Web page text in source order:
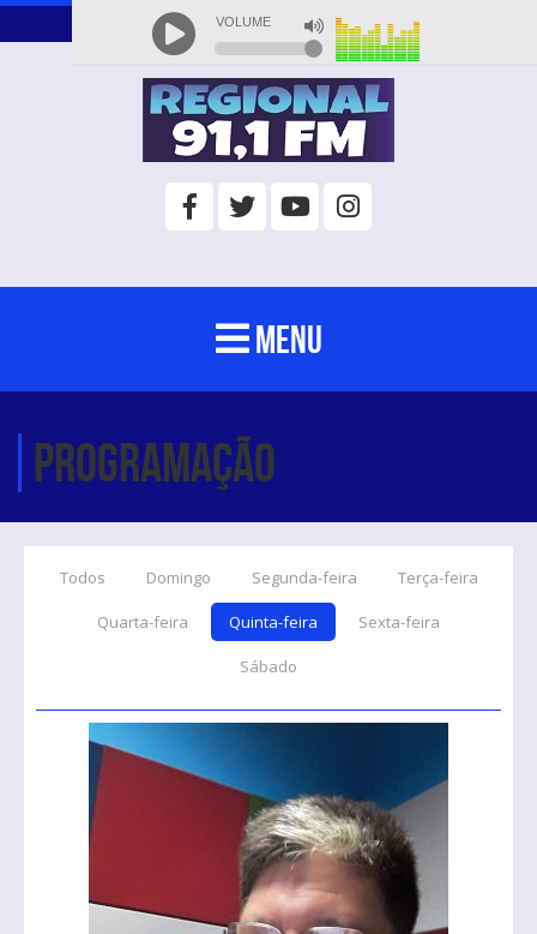
MENU
Programação
Todos Domingo Segunda-feira Terça-feira
Quarta-feira Quinta-feira Sexta-feira
Sábado